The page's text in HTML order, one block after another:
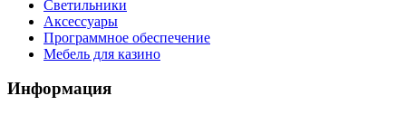
Светильники
Аксессуары
Программное обеспечение
Мебель для казино
Информация